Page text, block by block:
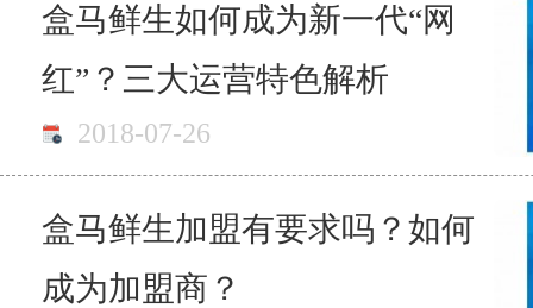
盒马鲜生如何成为新一代“网
红”？三大运营特色解析
2018-07-26
盒马鲜生加盟有要求吗？如何
成为加盟商？